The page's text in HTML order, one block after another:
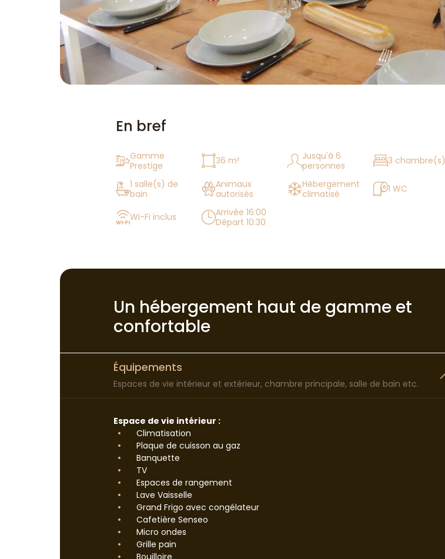
En bref
Gamme
Prestige
36 m²
Jusqu'à 6
personnes
3 chambre(s)
1 salle(s) de
bain
Animaux
autorisés
Hébergement
climatisé
1 WC
Wi-Fi inclus
Arrivée 16:00
Départ 10:30
Un hébergement haut de gamme et
confortable
Équipements
Espaces de vie intérieur et extérieur, chambre principale, salle de bain etc.
Espace de vie intérieur :
Climatisation
Plaque de cuisson au gaz
Banquette
TV
Espaces de rangement
Lave Vaisselle
Grand Frigo avec congélateur
Cafetière Senseo
Micro ondes
Grille pain
Bouilloire